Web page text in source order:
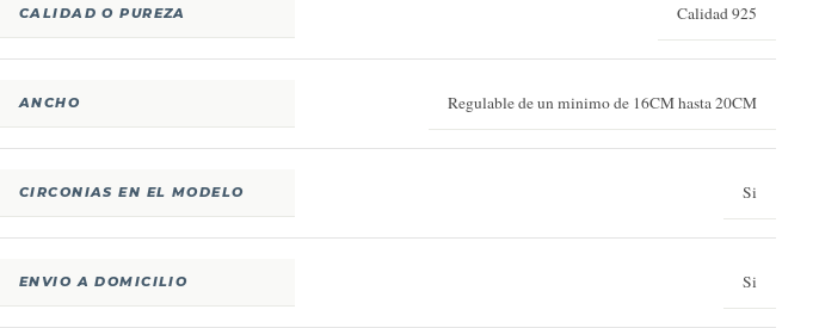
CALIDAD O PUREZA Calidad 925
ANCHO Regulable de un minimo de 16CM hasta 20CM
CIRCONIAS EN EL MODELO Si
ENVIO A DOMICILIO Si